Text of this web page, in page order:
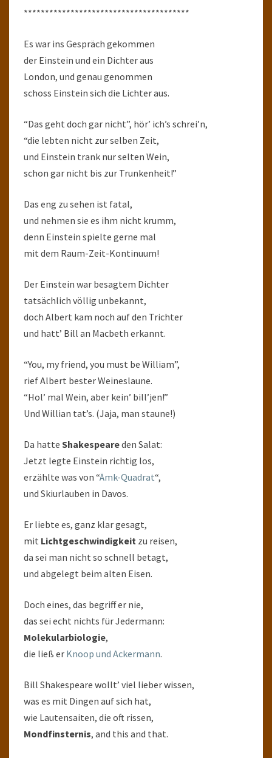
***************************************
Es war ins Gespräch gekommen
der Einstein und ein Dichter aus
London, und genau genommen
schoss Einstein sich die Lichter aus.
“Das geht doch gar nicht”, hör’ ich’s schrei’n,
“die lebten nicht zur selben Zeit,
und Einstein trank nur selten Wein,
schon gar nicht bis zur Trunkenheit!”
Das eng zu sehen ist fatal,
und nehmen sie es ihm nicht krumm,
denn Einstein spielte gerne mal
mit dem Raum-Zeit-Kontinuum!
Der Einstein war besagtem Dichter
tatsächlich völlig unbekannt,
doch Albert kam noch auf den Trichter
und hatt’ Bill an Macbeth erkannt.
“You, my friend, you must be William”,
rief Albert bester Weineslaune.
“Hol’ mal Wein, aber kein’ bill’jen!”
Und Willian tat’s. (Jaja, man staune!)
Da hatte Shakespeareden Salat:
Jetzt legte Einstein richtig los,
erzählte was von “Ämk-Quadrat“,
und Skiurlauben in Davos.
Er liebte es, ganz klar gesagt,
mit Lichtgeschwindigkeit zu reisen,
da sei man nicht so schnell betagt,
und abgelegt beim alten Eisen.
Doch eines, das begriff er nie,
das sei echt nichts für Jedermann:
Molekularbiologie,
die ließ er Knoop und Ackermann.
Bill Shakespeare wollt’ viel lieber wissen,
was es mit Dingen auf sich hat,
wie Lautensaiten, die oft rissen,
Mondfinsternis, and this and that.